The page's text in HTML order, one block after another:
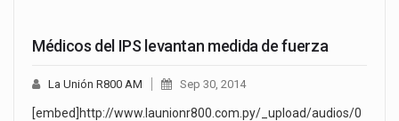
Médicos del IPS levantan medida de fuerza
La Unión R800 AM Sep 30, 2014
[embed]http://www.launionr800.com.py/_upload/audios/0